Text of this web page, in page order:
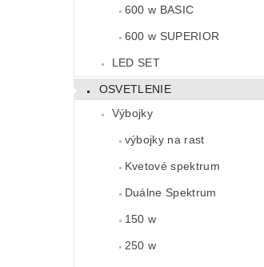
600 w BASIC
600 w SUPERIOR
LED SET
OSVETLENIE
Výbojky
výbojky na rast
Kvetové spektrum
Duálne Spektrum
150 w
250 w